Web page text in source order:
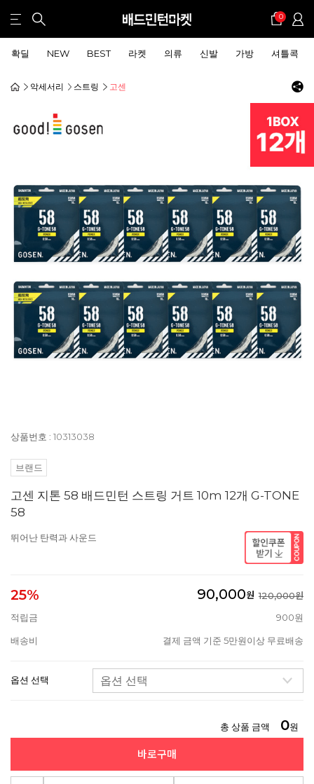
0
확딜 NEW BEST 라켓 의류 신발 가방 셔틀콕
악세서리 스트링 고센
상품번호 : 10313038
브랜드
고센 지톤 58 배드민턴 스트링 거트 10m 12개 G-TONE
58
뛰어난 탄력과 사운드
25% 90,000원 120,000원
적립금
900원
배송비 결제 금액 기준 5만원이상 무료배송
옵션 선택
총 상품 금액 0원
바로구매